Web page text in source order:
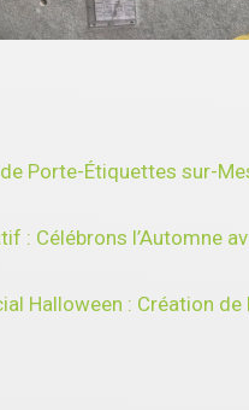
Porte-Étiquettes sur-
: Célébrons l’Automne
Halloween : Création